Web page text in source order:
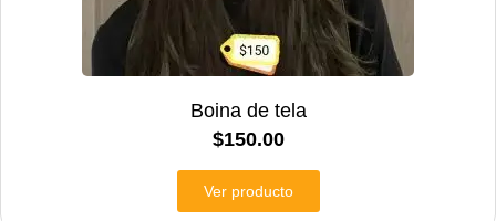
Boina de tela
$150.00
Ver producto